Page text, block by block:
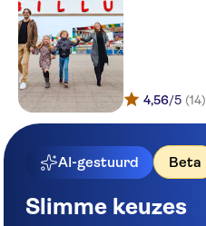
4,56/5 (14)
AI-gestuurd Beta
Slimme keuzes